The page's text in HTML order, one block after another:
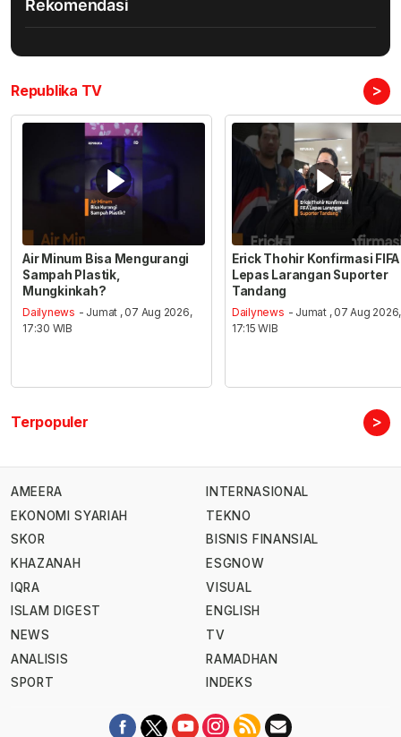
Rekomendasi
Republika TV >
Air Minum Bisa Mengurangi
Sampah Plastik,
Mungkinkah?
Dailynews - Jumat , 07 Aug 2026,
17:30 WIB
Erick Thohir Konfirmasi FIFA
Lepas Larangan Suporter
Tandang
Dailynews - Jumat , 07 Aug 2026,
17:15 WIB
Terpopuler >
AMEERA
EKONOMI SYARIAH
SKOR
KHAZANAH
IQRA
ISLAM DIGEST
NEWS
ANALISIS
SPORT
INTERNASIONAL
TEKNO
BISNIS FINANSIAL
ESGNOW
VISUAL
ENGLISH
TV
RAMADHAN
INDEKS